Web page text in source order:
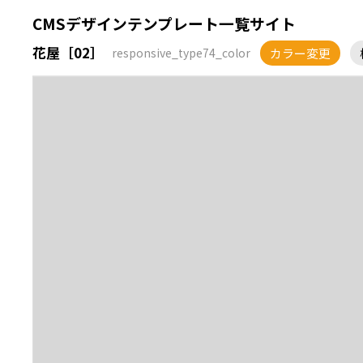
CMSデザインテンプレート一覧サイト
花屋［02］ responsive_type74_color カラー変更